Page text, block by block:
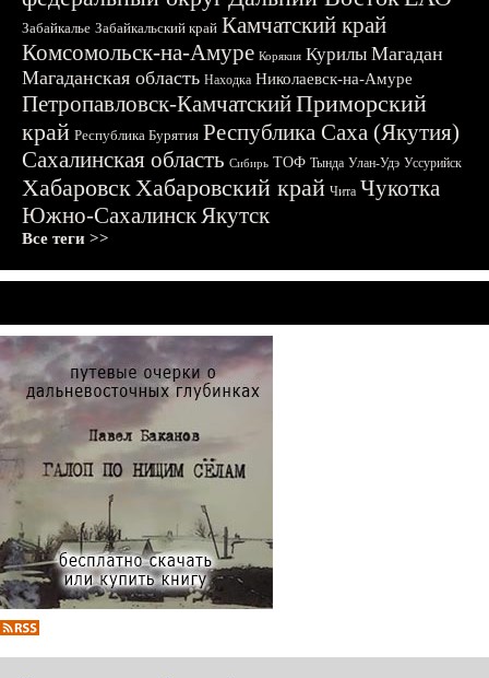
Забайкалье Забайкальский край Камчатский край
Комсомольск-на-Амуре Корякия Курилы Магадан
Магаданская область Находка Николаевск-на-Амуре
Петропавловск-КамчатскийПриморский
край Республика Бурятия Республика Саха (Якутия)
Сахалинская область Сибирь ТОФ Тында Улан-Удэ Уссурийск
ХабаровскХабаровский край Чита Чукотка
Южно-СахалинскЯкутск
Все теги >>